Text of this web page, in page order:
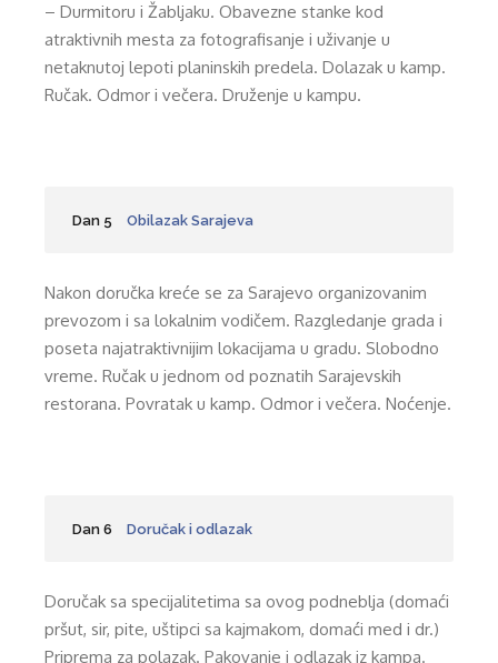
– Durmitoru i Žabljaku. Obavezne stanke kod
atraktivnih mesta za fotografisanje i uživanje u
netaknutoj lepoti planinskih predela. Dolazak u kamp.
Ručak. Odmor i večera. Druženje u kampu.
Dan 5 Obilazak Sarajeva
Nakon doručka kreće se za Sarajevo organizovanim
prevozom i sa lokalnim vodičem. Razgledanje grada i
poseta najatraktivnijim lokacijama u gradu. Slobodno
vreme. Ručak u jednom od poznatih Sarajevskih
restorana. Povratak u kamp. Odmor i večera. Noćenje.
Dan 6 Doručak i odlazak
Doručak sa specijalitetima sa ovog podneblja (domaći
pršut, sir, pite, uštipci sa kajmakom, domaći med i dr.)
Priprema za polazak. Pakovanje i odlazak iz kampa.